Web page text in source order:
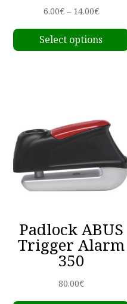
6.00€ – 14.00€Price
range:
6.00€
Select options
Padlock ABUS
Trigger Alarm
350
80.00€